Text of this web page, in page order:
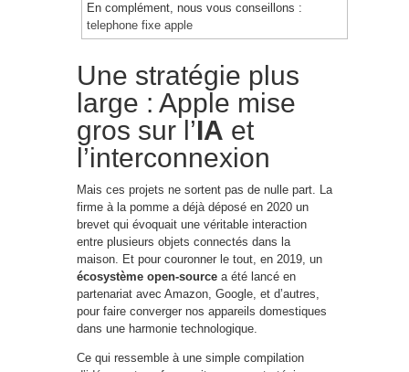
En complément, nous vous conseillons :
telephone fixe apple
Une stratégie plus
large : Apple mise
gros sur l’IA et
l’interconnexion
Mais ces projets ne sortent pas de nulle part. La
firme à la pomme a déjà déposé en 2020 un
brevet qui évoquait une véritable interaction
entre plusieurs objets connectés dans la
maison. Et pour couronner le tout, en 2019, un
écosystème open-source a été lancé en
partenariat avec Amazon, Google, et d’autres,
pour faire converger nos appareils domestiques
dans une harmonie technologique.
Ce qui ressemble à une simple compilation